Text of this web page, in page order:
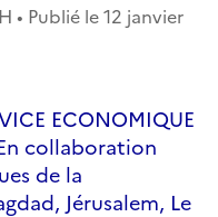
• Publié le12 janvier
ECONOMIQUE
collaboration
de la
Jérusalem, Le